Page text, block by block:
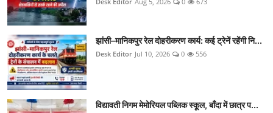
झांसी–मानिकपुर रेल दोहरीकरण कार्य: कई ट्रेनें रहेंगी नि...
Desk Editor Jul 10, 2026 0 556
विद्यावती निगम मेमोरियल पब्लिक स्कूल, बाँदा में छात्र प...